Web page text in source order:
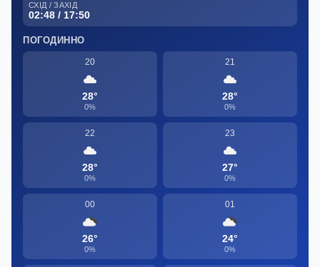
СХІД / ЗАХІД
02:48 / 17:50
ПОГОДИННО
20
28°
0%
21
28°
0%
22
28°
0%
23
27°
0%
00
26°
0%
01
24°
0%